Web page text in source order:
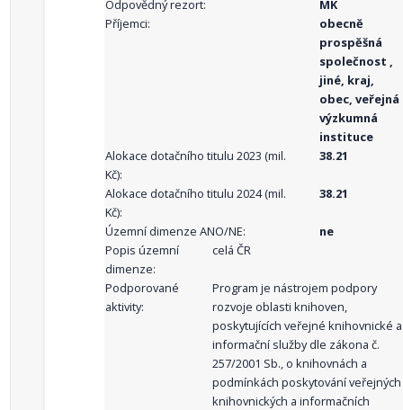
Odpovědný rezort:
MK
Příjemci:
obecně
prospěšná
společnost ,
jiné, kraj,
obec, veřejná
výzkumná
instituce
Alokace dotačního titulu 2023 (mil.
Kč):
38.21
Alokace dotačního titulu 2024 (mil.
Kč):
38.21
Územní dimenze ANO/NE:
ne
Popis územní
dimenze:
celá ČR
Podporované
aktivity:
Program je nástrojem podpory
rozvoje oblasti knihoven,
poskytujících veřejné knihovnické a
informační služby dle zákona č.
257/2001 Sb., o knihovnách a
podmínkách poskytování veřejných
knihovnických a informačních